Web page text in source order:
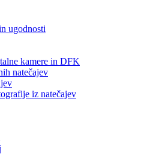
ugodnosti
kamere in DFK
natečajev
iz natečajev